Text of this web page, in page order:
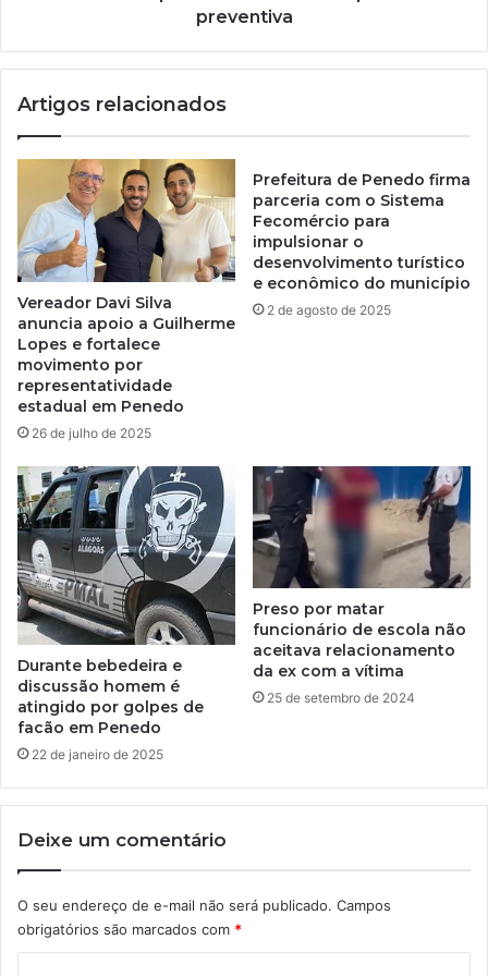
preventiva
Artigos relacionados
Vereador Davi Silva
anuncia apoio a Guilherme
Lopes e fortalece
movimento por
representatividade
estadual em Penedo
26 de julho de 2025
Prefeitura de Penedo firma
parceria com o Sistema
Fecomércio para
impulsionar o
desenvolvimento turístico
e econômico do município
2 de agosto de 2025
Durante bebedeira e
discussão homem é
atingido por golpes de
facão em Penedo
22 de janeiro de 2025
Preso por matar
funcionário de escola não
aceitava relacionamento
da ex com a vítima
25 de setembro de 2024
Deixe um comentário
O seu endereço de e-mail não será publicado. Campos
obrigatórios são marcados com *